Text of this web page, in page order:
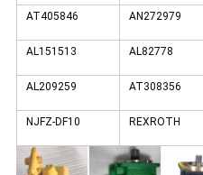
AT405846 AN272979
AL151513 AL82778
AL209259 AT308356
NJFZ-DF10 REXROTH